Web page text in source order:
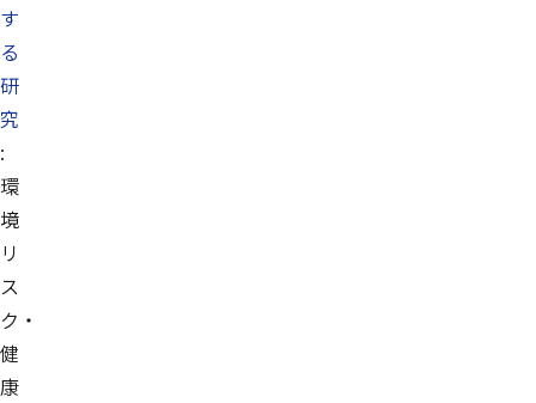
す
る
研
究
:
環
境
リ
ス
ク・
健
康